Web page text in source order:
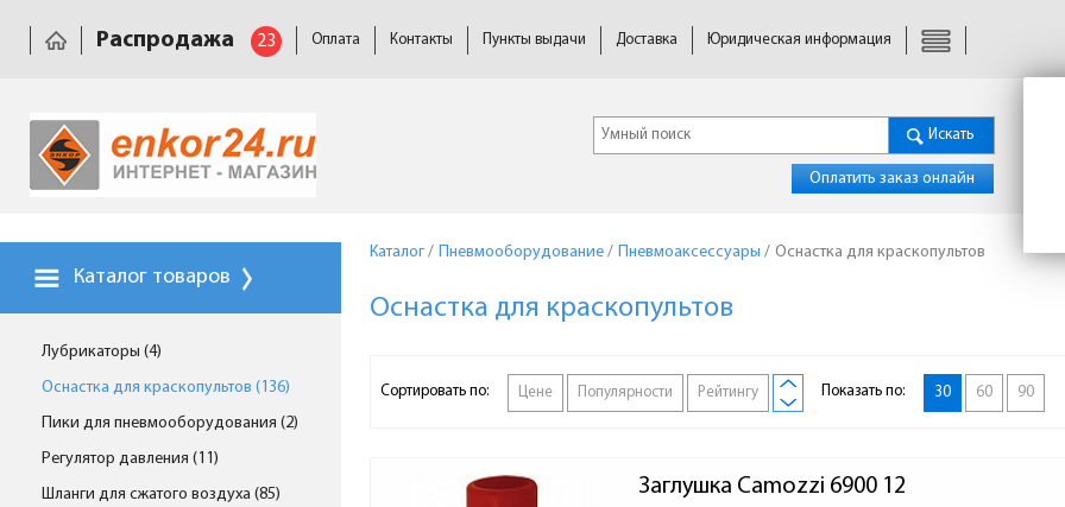
Распродажа 23 Оплата Контакты Пункты выдачи Доставка Юридическая информация
Искать
Оплатить заказ онлайн
Каталог товаров
Лубрикаторы (4)
Оснастка для краскопультов (136)
Пики для пневмооборудования (2)
Регулятор давления (11)
Шланги для сжатого воздуха (85)
Каталог / Пневмооборудование / Пневмоаксессуары / Оснастка для краскопультов
Оснастка для краскопультов
Сортировать по: Цене Популярности Рейтингу Показать по: 30 60 90
Заглушка Camozzi 6900 12